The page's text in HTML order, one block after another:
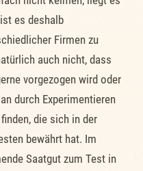
es deshalb
Firmen zu
auch nicht, dass
vorgezogen wird oder
durch Experimentieren
die sich in der
bewährt hat. Im
Saatgut zum Test in